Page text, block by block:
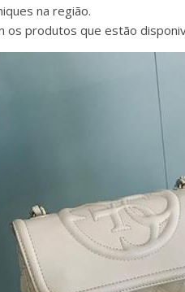
na região.
os produtos que estão